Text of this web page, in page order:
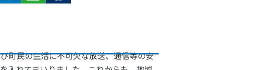
町民の生活に不可欠な放送、通信等の安